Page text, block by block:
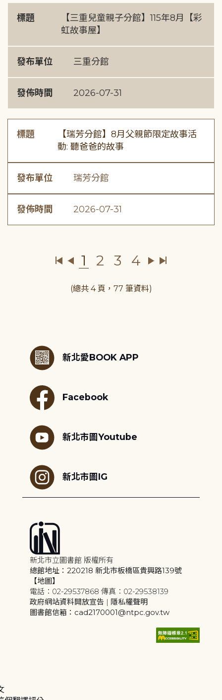
標題
【三重兒童親子分館】115年8月【彩
虹故事屋】
發布單位 三重分館
發佈時間 2026-07-31
標題
【瑞芳分館】8月父親節限定故事活
動: 聽爸爸的故事
發布單位 瑞芳分館
發佈時間 2026-07-31
1 2 3 4
(總共 4 頁，77 筆資料)
新北愛BOOK APP
Facebook
新北市圖Youtube
新北市圖IG
新北市立圖書館 版權所有
總館地址：220218 新北市板橋區貴興路139號
【地圖】
電話：02-29537868 傳真：02-29538139
政府網站資料開放宣告 | 隱私權聲明
圖書館信箱：cad2170001@ntpc.gov.tw